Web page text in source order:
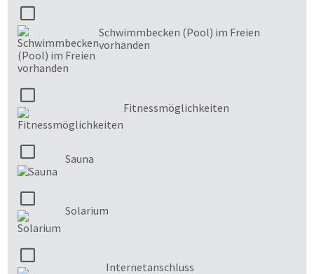
Schwimmbecken (Pool) im Freien
vorhanden
Fitnessmöglichkeiten
Sauna
Solarium
Internetanschluss